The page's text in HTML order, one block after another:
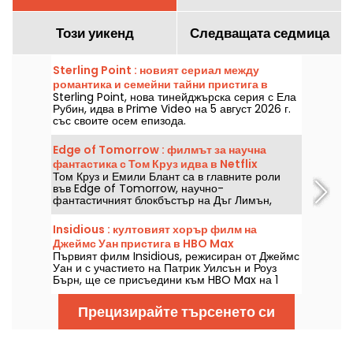
Този уикенд Следващата седмица
Sterling Point : новият сериал между
романтика и семейни тайни пристига в
Prime Video
Sterling Point, нова тинейджърска серия с Ела
Рубин, идва в Prime Video на 5 август 2026 г.
със своите осем епизода.
Edge of Tomorrow : филмът за научна
фантастика с Том Круз идва в Netflix
Том Круз и Емили Блант са в главните роли
във Edge of Tomorrow, научно-
фантастичният блокбъстър на Дъг Лимън,
който ще бъде наличен в Netflix от 6 август
2026 г.
Insidious : култовият хорър филм на
Джеймс Уан пристига в HBO Max
Първият филм Insidious, режисиран от Джеймс
Уан и с участието на Патрик Уилсън и Роуз
Бърн, ще се присъедини към HBO Max на 1
август 2026 г.
Прецизирайте търсенето си